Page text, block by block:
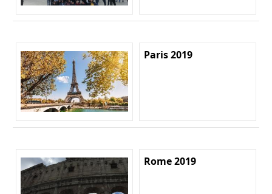
Paris 2019
Rome 2019